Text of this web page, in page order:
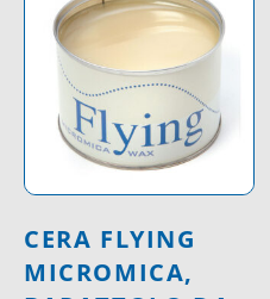
CERA FLYING
MICROMICA,